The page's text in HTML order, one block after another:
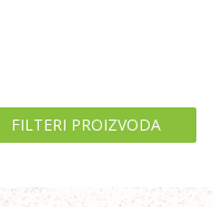
FILTERI PROIZVODA